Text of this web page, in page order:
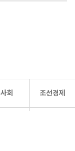
사회 조선경제